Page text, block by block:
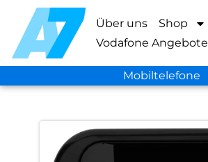
Über uns Shop
Vodafone Angebote
Mobiltelefone